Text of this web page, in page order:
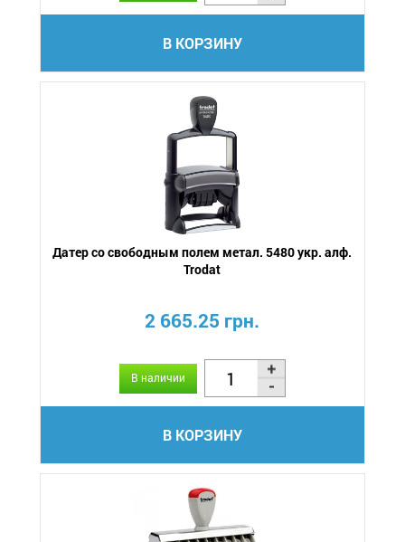
В КОРЗИНУ
Датер со свободным полем метал. 5480 укр. алф.
Trodat
2 665.25 грн.
В наличии
В КОРЗИНУ